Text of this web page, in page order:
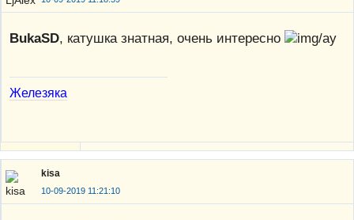
BukaSD, катушка знатная, очень интересно
Железяка
kisa
10-09-2019 11:21:10